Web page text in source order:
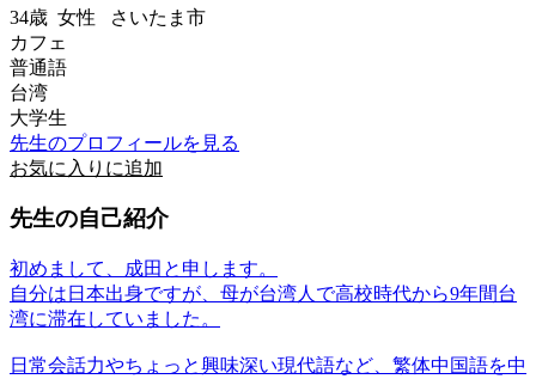
34歳 女性 さいたま市
カフェ
普通語
台湾
大学生
先生のプロフィールを見る
お気に入りに追加
先生の自己紹介
初めまして、成田と申します。
自分は日本出身ですが、母が台湾人で高校時代から9年間台
湾に滞在していました。
日常会話力やちょっと興味深い現代語など、繁体中国語を中